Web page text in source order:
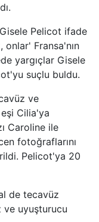
Pelicot ifade
Fransa'nın
yargıçlar Gisele
suçlu buldu.
ve
Cilia'ya
Caroline ile
fotoğraflarını
Pelicot'ya 20
de tecavüz
ve uyuşturucu